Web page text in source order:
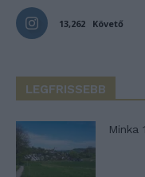
13,262 Követő
LEGFRISSEBB
Minka